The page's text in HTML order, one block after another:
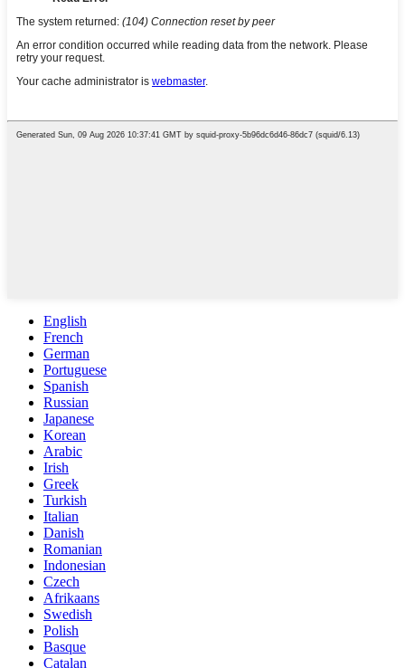
English
French
German
Portuguese
Spanish
Russian
Japanese
Korean
Arabic
Irish
Greek
Turkish
Italian
Danish
Romanian
Indonesian
Czech
Afrikaans
Swedish
Polish
Basque
Catalan